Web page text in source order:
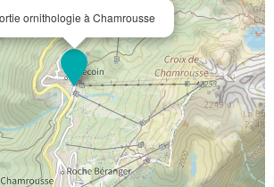
ornithologie à Chamrousse